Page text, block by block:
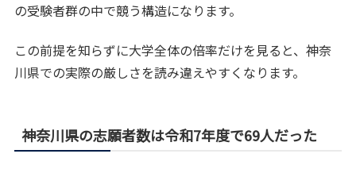
の受験者群の中で競う構造になります。
この前提を知らずに大学全体の倍率だけを見ると、神奈
川県での実際の厳しさを読み違えやすくなります。
神奈川県の志願者数は令和7年度で69人だった